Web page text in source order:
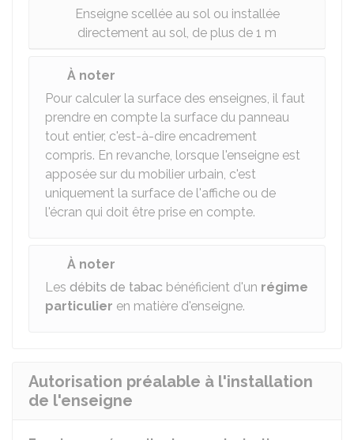
Enseigne scellée au sol ou installée
directement au sol, de plus de 1 m
À noter
Pour calculer la surface des enseignes, il faut
prendre en compte la surface du panneau
tout entier, c'est-à-dire encadrement
compris. En revanche, lorsque l'enseigne est
apposée sur du mobilier urbain, c'est
uniquement la surface de l'affiche ou de
l'écran qui doit être prise en compte.
À noter
Les débits de tabac bénéficient d'un régime
particulier en matière d'enseigne.
Autorisation préalable à l'installation
de l'enseigne